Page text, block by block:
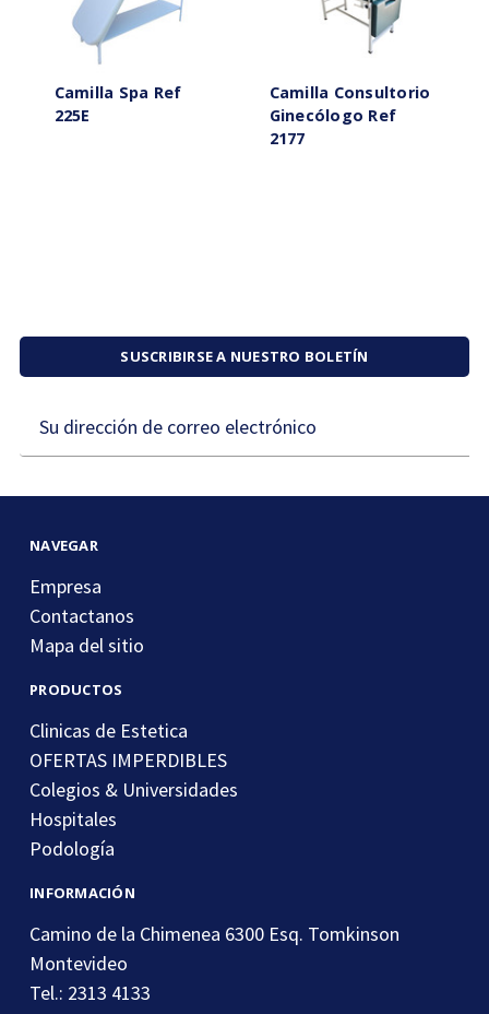
Camilla Spa Ref
225E
Camilla Consultorio
Ginecólogo Ref
2177
SUSCRIBIRSE A NUESTRO BOLETÍN
de
electrónico
NAVEGAR
Empresa
Contactanos
Mapa del sitio
PRODUCTOS
Clinicas de Estetica
OFERTAS IMPERDIBLES
Colegios & Universidades
Hospitales
Podología
INFORMACIÓN
Camino de la Chimenea 6300 Esq. Tomkinson
Montevideo
Tel.: 2313 4133